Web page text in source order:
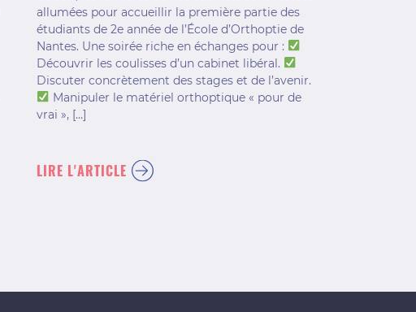
allumées pour accueillir la première partie des
étudiants de 2e année de l’École d’Orthoptie de
Nantes. Une soirée riche en échanges pour :
Découvrir les coulisses d’un cabinet libéral.
Discuter concrètement des stages et de l’avenir.
Manipuler le matériel orthoptique « pour de
vrai », […]
LIRE L'ARTICLE